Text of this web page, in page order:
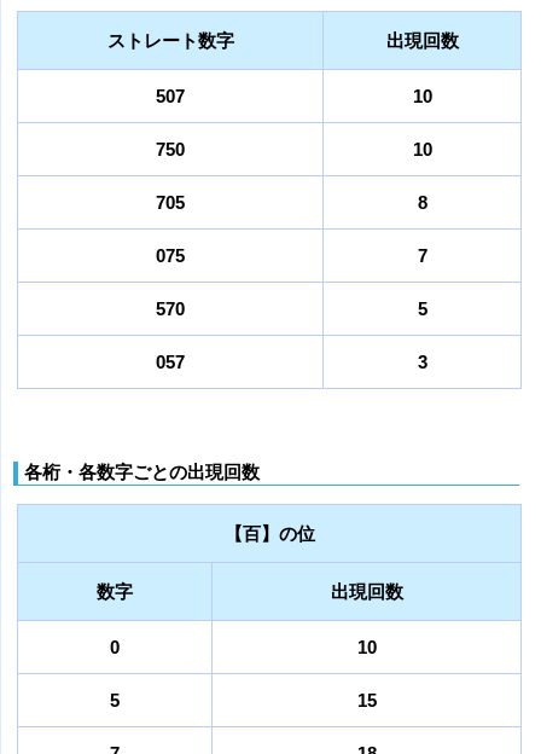
ストレート数字 出現回数
507 10
750 10
705 8
075 7
570 5
057 3
各桁・各数字ごとの出現回数
【百】の位
数字 出現回数
0 10
5 15